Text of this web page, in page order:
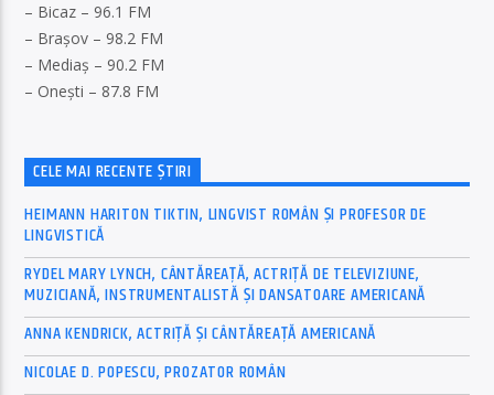
– Bicaz – 96.1 FM
– Brașov – 98.2 FM
– Mediaș – 90.2 FM
– Onești – 87.8 FM
CELE MAI RECENTE ȘTIRI
HEIMANN HARITON TIKTIN, LINGVIST ROMÂN ȘI PROFESOR DE
LINGVISTICĂ
RYDEL MARY LYNCH, CÂNTĂREAȚĂ, ACTRIȚĂ DE TELEVIZIUNE,
MUZICIANĂ, INSTRUMENTALISTĂ ȘI DANSATOARE AMERICANĂ
ANNA KENDRICK, ACTRIȚĂ ȘI CÂNTĂREAȚĂ AMERICANĂ
NICOLAE D. POPESCU, PROZATOR ROMÂN